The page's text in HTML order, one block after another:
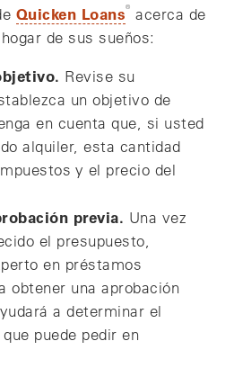
Quicken Loans® acerca de
de sus sueños:
Revise su
un objetivo de
en cuenta que, si usted
alquiler, esta cantidad
y el precio del
previa. Una vez
el presupuesto,
en préstamos
obtener una aprobación
a determinar el
puede pedir en